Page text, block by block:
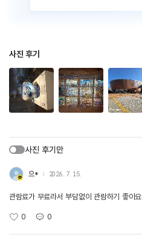
사진 후기
사진 후기만
으* 2026. 7. 15.
관람료가 무료라서 부담없이 관람하기 좋아요
0 0